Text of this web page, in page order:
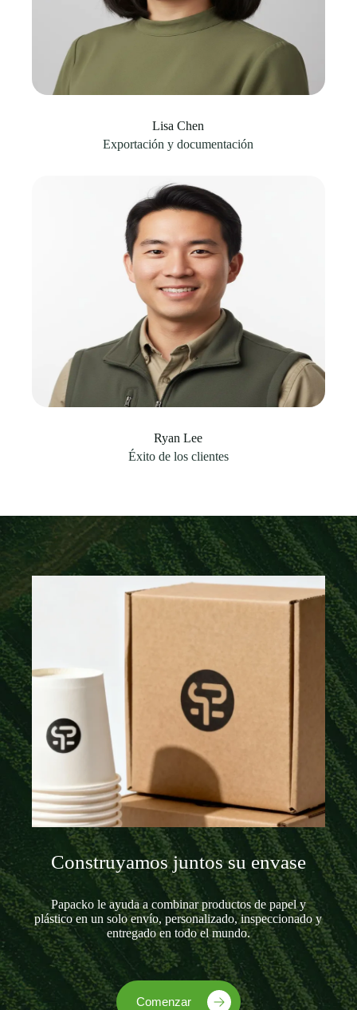
Lisa Chen
Exportación y documentación
Ryan Lee
Éxito de los clientes
Construyamos juntos su envase
Papacko le ayuda a combinar productos de papel y
plástico en un solo envío, personalizado, inspeccionado y
entregado en todo el mundo.
Comenzar